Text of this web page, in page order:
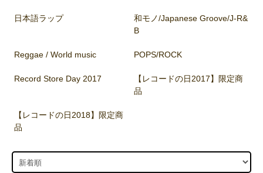
日本語ラップ
和モノ/Japanese Groove/J-R&
B
Reggae / World music POPS/ROCK
Record Store Day 2017
【レコードの日2017】限定商
品
【レコードの日2018】限定商
品